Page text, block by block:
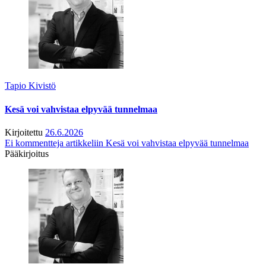
Tapio Kivistö
Kesä voi vahvistaa elpyvää tunnelmaa
Kirjoitettu 26.6.2026
Ei kommentteja artikkeliin Kesä voi vahvistaa elpyvää tunnelmaa
Pääkirjoitus